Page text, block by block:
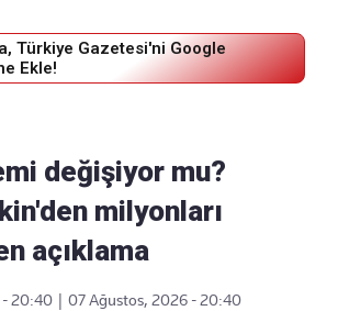
Türkiye Gazetesi'ni Google
Ekle!
değişiyor mu?
milyonları
açıklama
- 20:40
07 Ağustos, 2026 - 20:40